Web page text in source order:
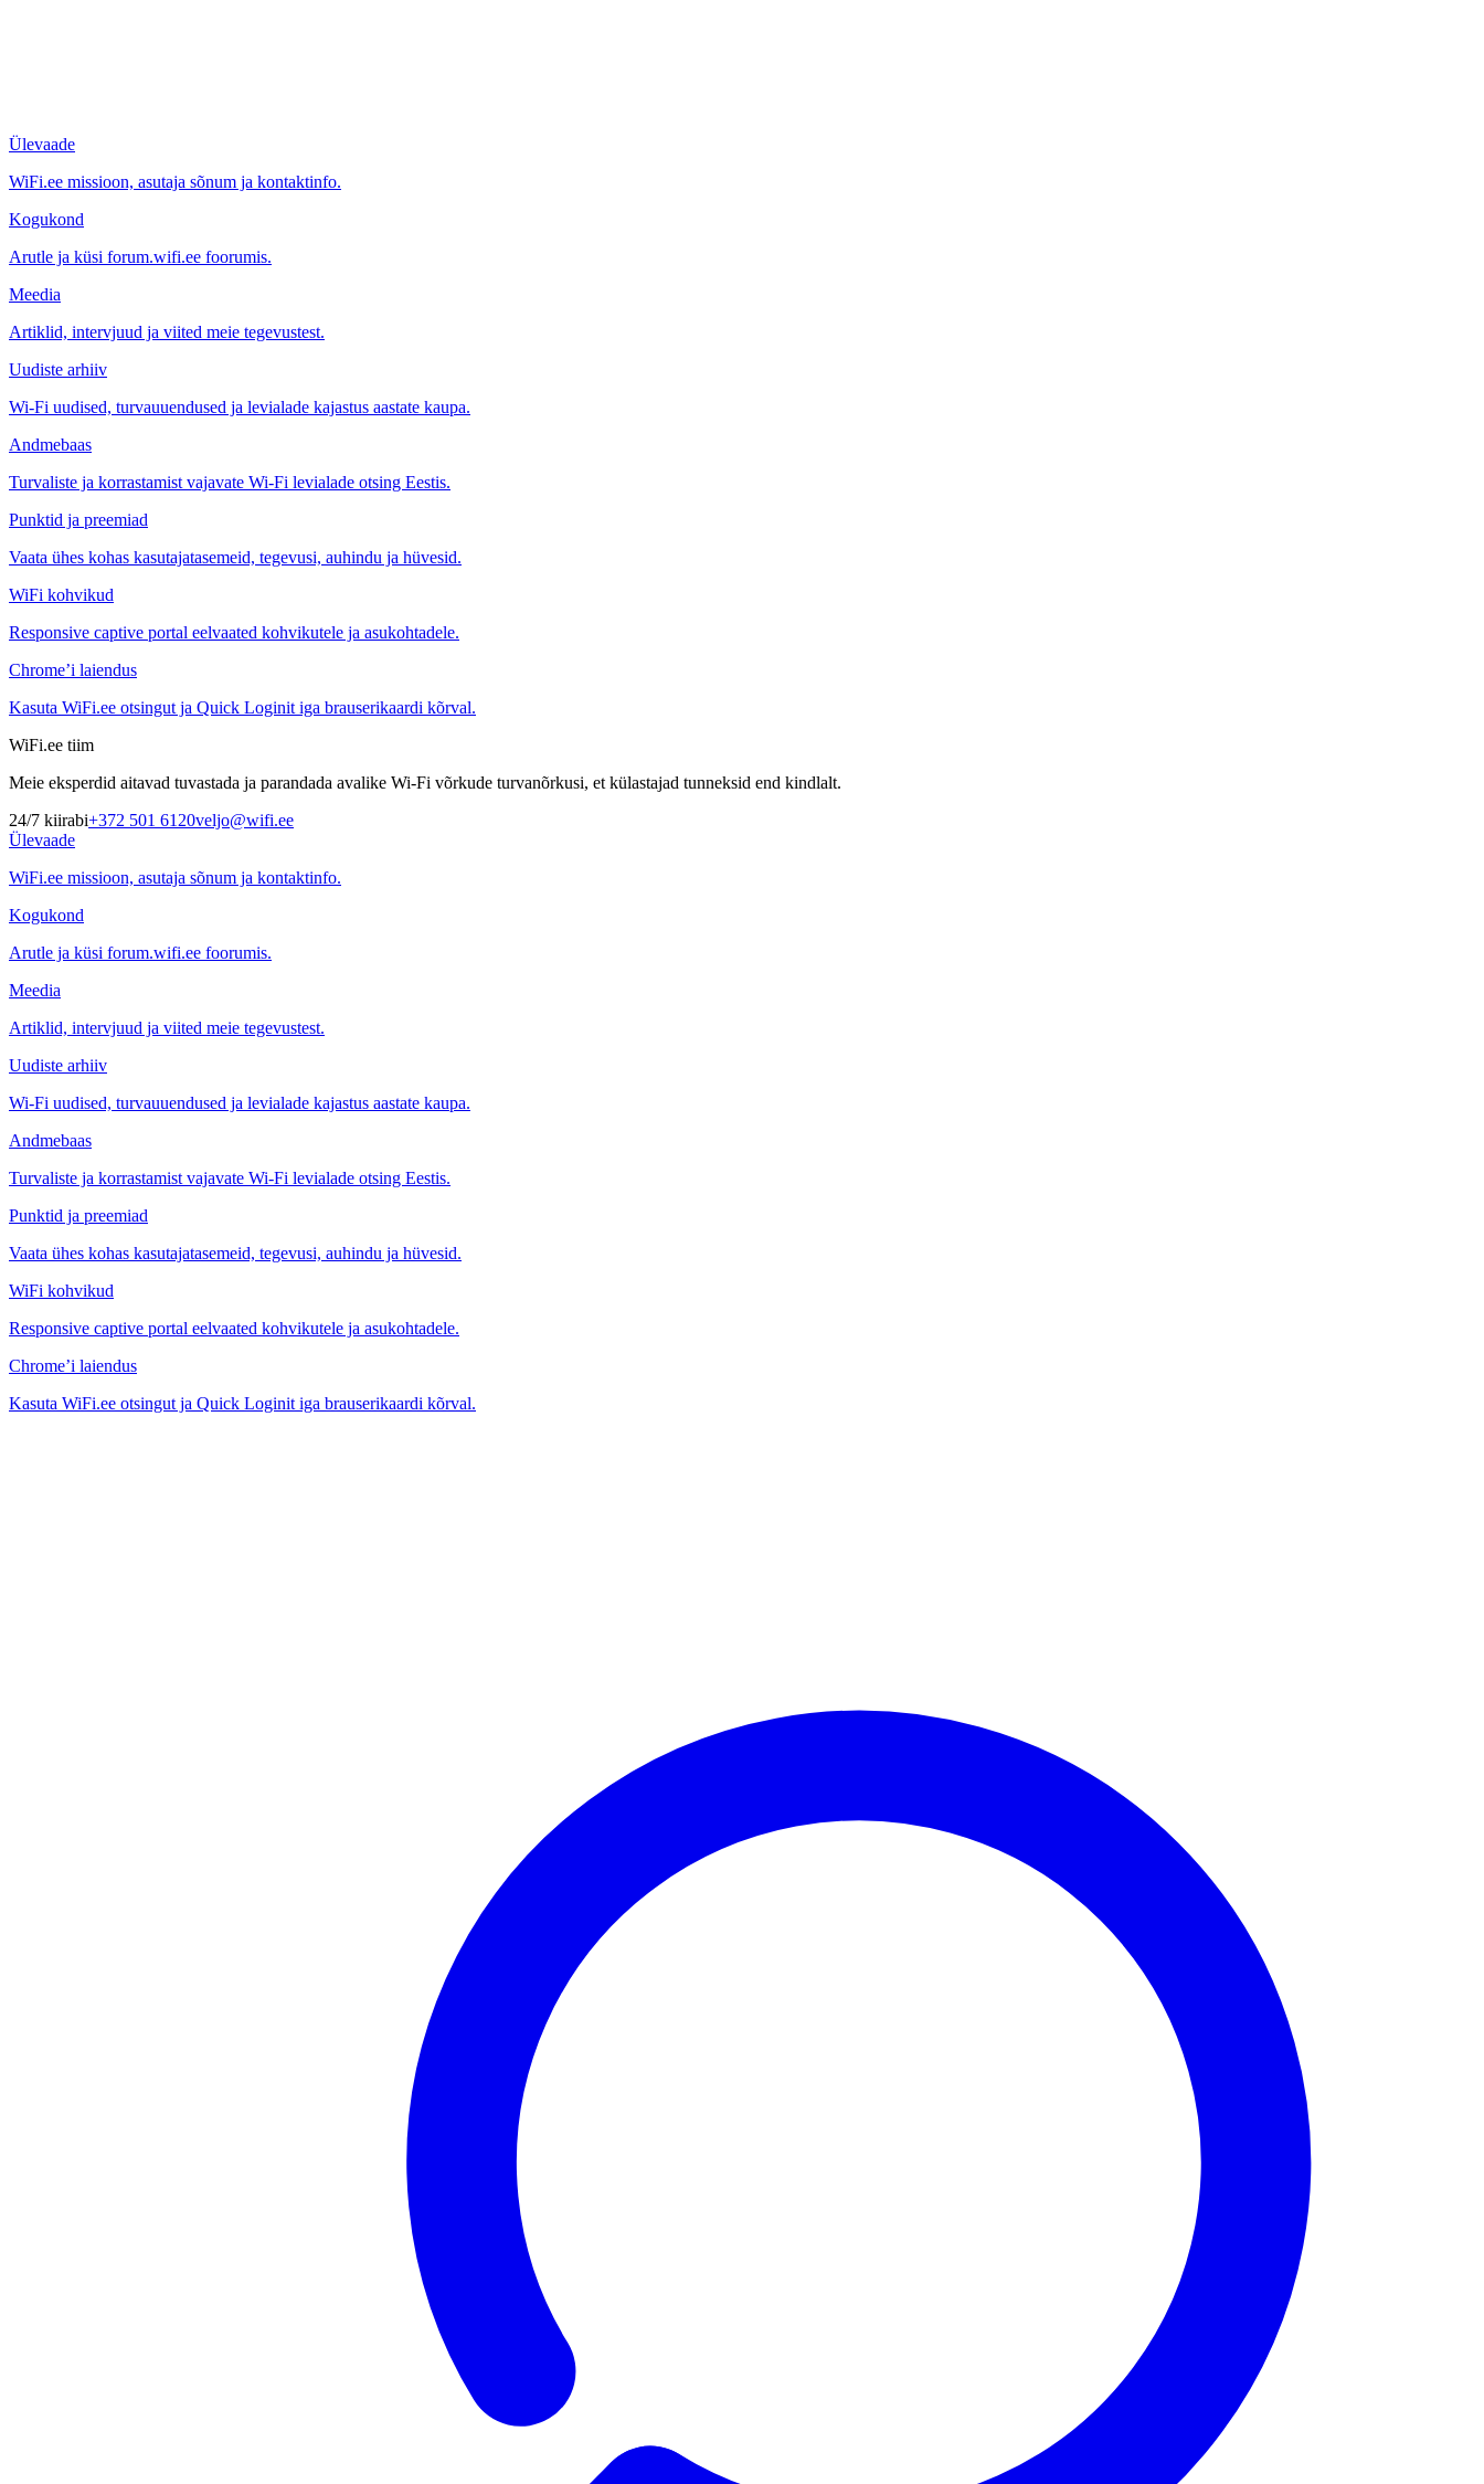
Ülevaade
WiFi.ee missioon, asutaja sõnum ja kontaktinfo.
Kogukond
Arutle ja küsi forum.wifi.ee foorumis.
Meedia
Artiklid, intervjuud ja viited meie tegevustest.
Uudiste arhiiv
Wi-Fi uudised, turvauuendused ja levialade kajastus aastate kaupa.
Andmebaas
Turvaliste ja korrastamist vajavate Wi-Fi levialade otsing Eestis.
Punktid ja preemiad
Vaata ühes kohas kasutajatasemeid, tegevusi, auhindu ja hüvesid.
WiFi kohvikud
Responsive captive portal eelvaated kohvikutele ja asukohtadele.
Chrome’i laiendus
Kasuta WiFi.ee otsingut ja Quick Loginit iga brauserikaardi kõrval.
WiFi.ee tiim
Meie eksperdid aitavad tuvastada ja parandada avalike Wi-Fi võrkude turvanõrkusi, et külastajad tunneksid end kindlalt.
24/7 kiirabi+372 501 6120veljo@wifi.ee
Ülevaade
WiFi.ee missioon, asutaja sõnum ja kontaktinfo.
Kogukond
Arutle ja küsi forum.wifi.ee foorumis.
Meedia
Artiklid, intervjuud ja viited meie tegevustest.
Uudiste arhiiv
Wi-Fi uudised, turvauuendused ja levialade kajastus aastate kaupa.
Andmebaas
Turvaliste ja korrastamist vajavate Wi-Fi levialade otsing Eestis.
Punktid ja preemiad
Vaata ühes kohas kasutajatasemeid, tegevusi, auhindu ja hüvesid.
WiFi kohvikud
Responsive captive portal eelvaated kohvikutele ja asukohtadele.
Chrome’i laiendus
Kasuta WiFi.ee otsingut ja Quick Loginit iga brauserikaardi kõrval.